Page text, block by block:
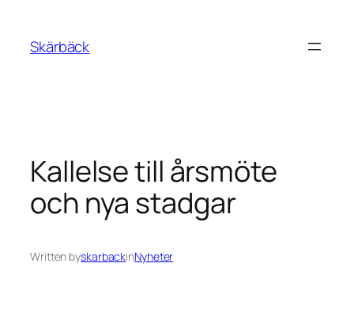
content
Skärbäck
Kallelse till årsmöte
och nya stadgar
Written byskarbackinNyheter